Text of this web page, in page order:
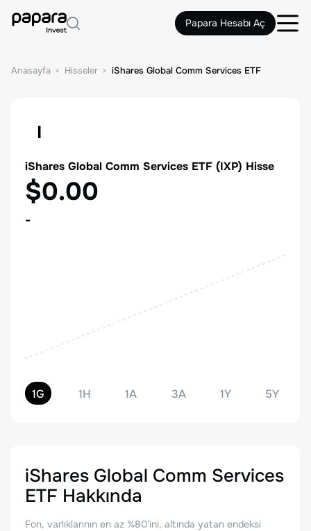
Papara Hesabı Aç
Anasayfa Hisseler iShares Global Comm Services ETF
I
iShares Global Comm Services ETF (IXP) Hisse
$0.00
-
1G 1H 1A 3A 1Y 5Y
iShares Global Comm Services
ETF Hakkında
Fon, varlıklarının en az %80'ini, altında yatan endeksi